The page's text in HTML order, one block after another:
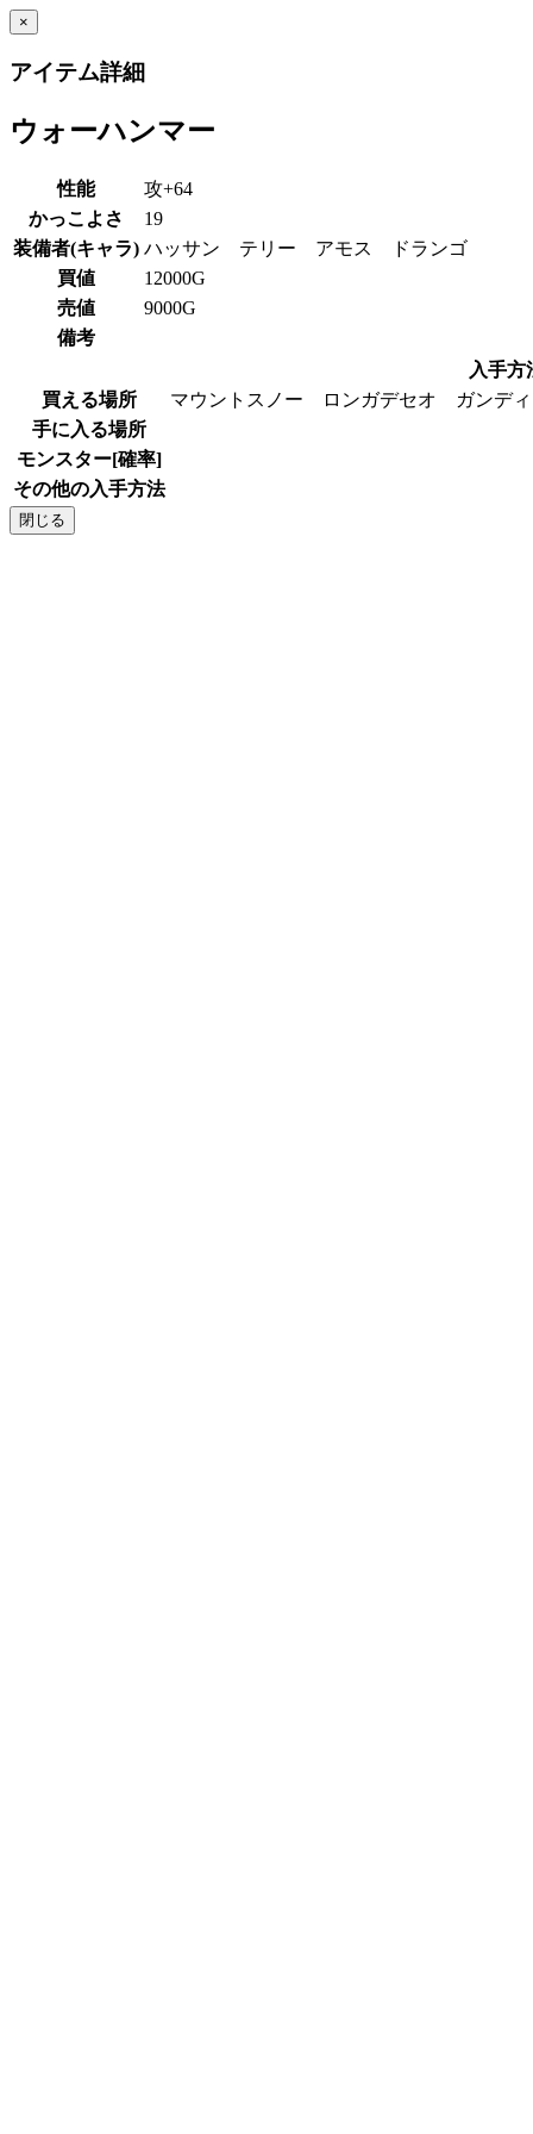
×
アイテム詳細
ウォーハンマー
性能
攻+64
かっこよさ
19
装備者(キャラ) ハッサン テリー アモス ドランゴ
買値
12000G
売値
9000G
備考
入手方
買える場所
マウントスノー ロンガデセオ ガン
手に入る場所
モンスター[確率]
その他の入手方法
閉じる